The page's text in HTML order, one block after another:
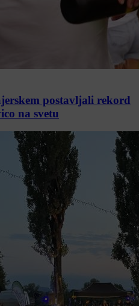
postavljali rekord
na svetu